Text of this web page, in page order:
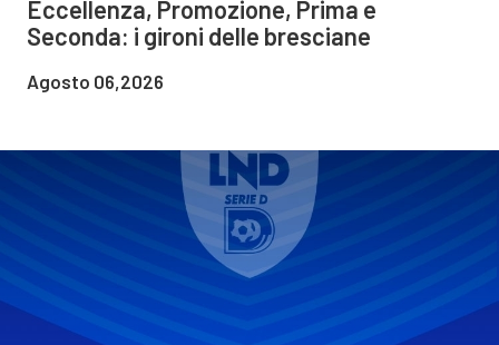
Eccellenza, Promozione, Prima e
Seconda: i gironi delle bresciane
Agosto 06,2026